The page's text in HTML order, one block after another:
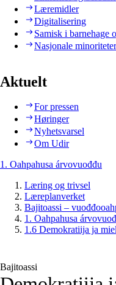
Læremidler
Digitalisering
Samisk i barnehage
Nasjonale minoriteter
Aktuelt
For pressen
Høringer
Nyhetsvarsel
Om Udir
1. Oahpahusa árvovuođđu
Læring og trivsel
Læreplanverket
Bajitoassi –
1. Oahpahusa
1.6 Demokratiija ja
Bajitoassi